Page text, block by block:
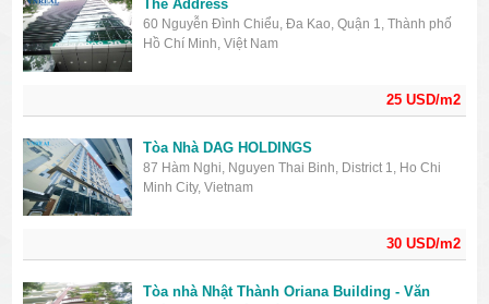
25 USD/m2
The Address
60 Nguyễn Đình Chiểu, Đa Kao, Quận 1, Thành phố
Hồ Chí Minh, Việt Nam
30 USD/m2
Tòa Nhà DAG HOLDINGS
87 Hàm Nghi, Nguyen Thai Binh, District 1, Ho Chi
Minh City, Vietnam
Tòa nhà Nhật Thành Oriana Building - Văn